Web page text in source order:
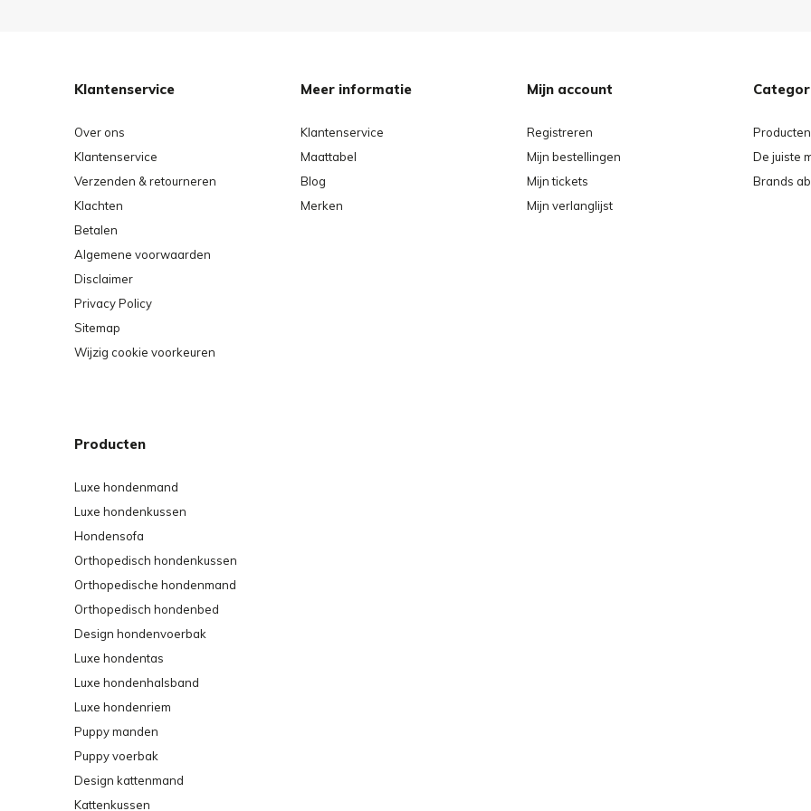
Klantenservice
Over ons
Klantenservice
Verzenden & retourneren
Klachten
Betalen
Algemene voorwaarden
Disclaimer
Privacy Policy
Sitemap
Wijzig cookie voorkeuren
Meer informatie
Klantenservice
Maattabel
Blog
Merken
Mijn account
Registreren
Mijn bestellingen
Mijn tickets
Mijn verlanglijst
Producten
De juiste
Brands
Producten
Luxe hondenmand
Luxe hondenkussen
Hondensofa
Orthopedisch hondenkussen
Orthopedische hondenmand
Orthopedisch hondenbed
Design hondenvoerbak
Luxe hondentas
Luxe hondenhalsband
Luxe hondenriem
Puppy manden
Puppy voerbak
Design kattenmand
Kattenkussen